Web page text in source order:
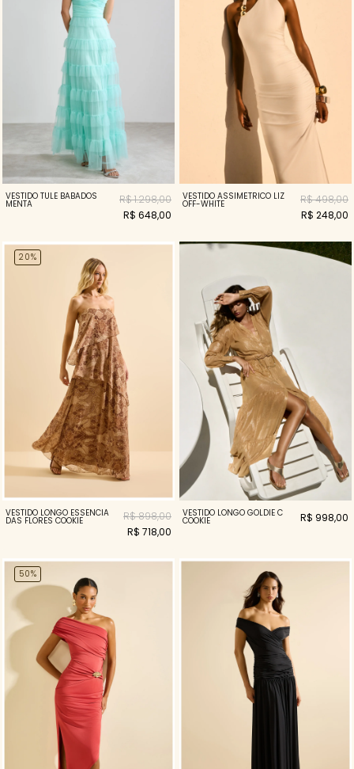
VESTIDO TULE BABADOS
MENTA
R$ 1.298,00
R$ 648,00
VESTIDO ASSIMÉTRICO LIZ
OFF-WHITE
R$ 498,00
R$ 248,00
20%
VESTIDO LONGO ESSENCIA
DAS FLORES COOKIE
R$ 898,00
R$ 718,00
VESTIDO LONGO GOLDIE C
COOKIE R$ 998,00
50%